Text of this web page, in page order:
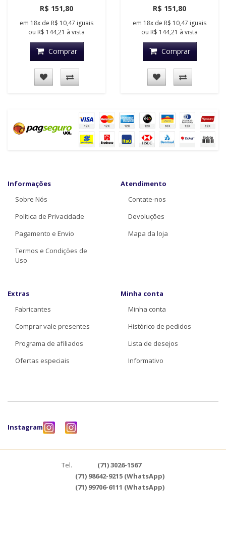
R$ 151,80
em 18x de R$ 10,47 iguais
ou R$ 144,21 à vista
Comprar
R$ 151,80
em 18x de R$ 10,47 iguais
ou R$ 144,21 à vista
Comprar
Informações
Sobre Nós
Política de Privacidade
Pagamento e Envio
Termos e Condições de
Uso
Atendimento
Contate-nos
Devoluções
Mapa da loja
Extras
Fabricantes
Comprar vale presentes
Programa de afiliados
Ofertas especiais
Minha conta
Minha conta
Histórico de pedidos
Lista de desejos
Informativo
Instagram
Tel.
(71) 3026-1567
(71) 98642-9215 (WhatsApp)
(71) 99706-6111 (WhatsApp)